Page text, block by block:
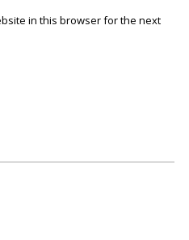
in this browser for the next